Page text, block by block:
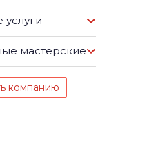
мастерские
компанию